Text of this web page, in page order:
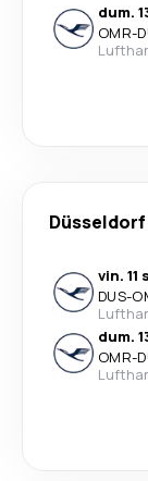
dum.
OMR-
Düsseldorf
vin. 11
DUS-
dum.
OMR-